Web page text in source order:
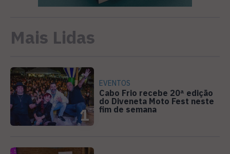
Mais Lidas
1
EVENTOS
Cabo Frio recebe 20ª edição
do Diveneta Moto Fest neste
fim de semana